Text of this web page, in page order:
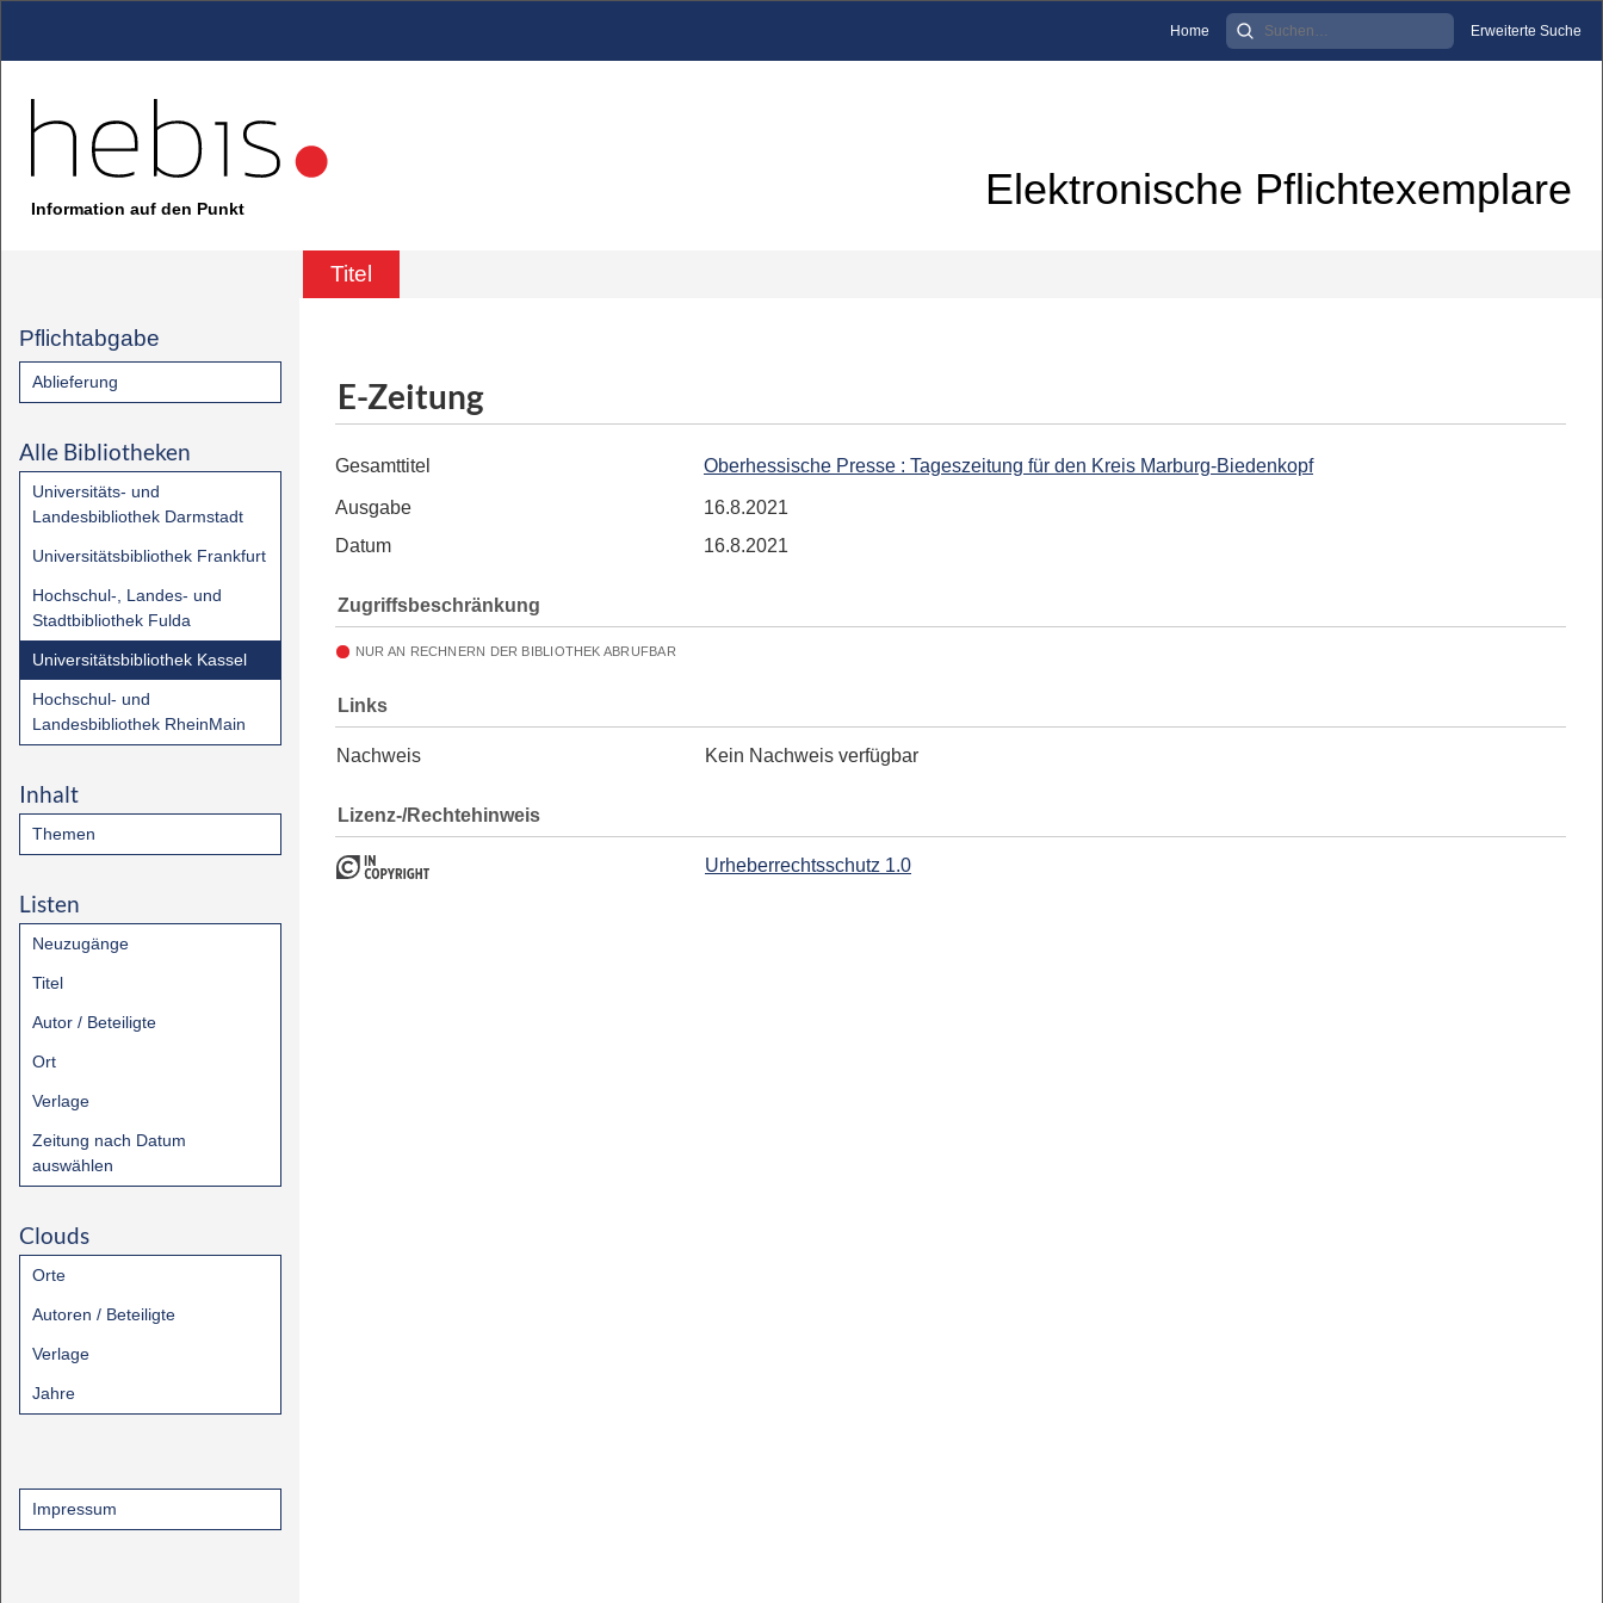
Home Erweiterte Suche
Information auf den Punkt Elektronische Pflichtexemplare
Titel
Pflichtabgabe
Ablieferung
Alle Bibliotheken
Universitäts- und
Landesbibliothek Darmstadt
Universitätsbibliothek Frankfurt
Hochschul-, Landes- und
Stadtbibliothek Fulda
Universitätsbibliothek Kassel
Hochschul- und
Landesbibliothek RheinMain
Inhalt
Themen
Listen
Neuzugänge
Titel
Autor / Beteiligte
Ort
Verlage
Zeitung nach Datum
auswählen
Clouds
Orte
Autoren / Beteiligte
Verlage
Jahre
Impressum
E-Zeitung
Gesamttitel Oberhessische Presse : Tageszeitung für den Kreis Marburg-Biedenkopf
Ausgabe
16.8.2021
Datum
16.8.2021
Zugriffsbeschränkung
NUR AN RECHNERN DER BIBLIOTHEK ABRUFBAR
Links
Nachweis Kein Nachweis verfügbar
Lizenz-/Rechtehinweis
Urheberrechtsschutz 1.0